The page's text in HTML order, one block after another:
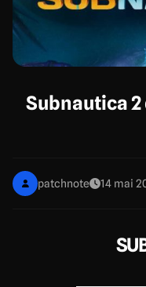
Subnautica
patchnote 14 mai